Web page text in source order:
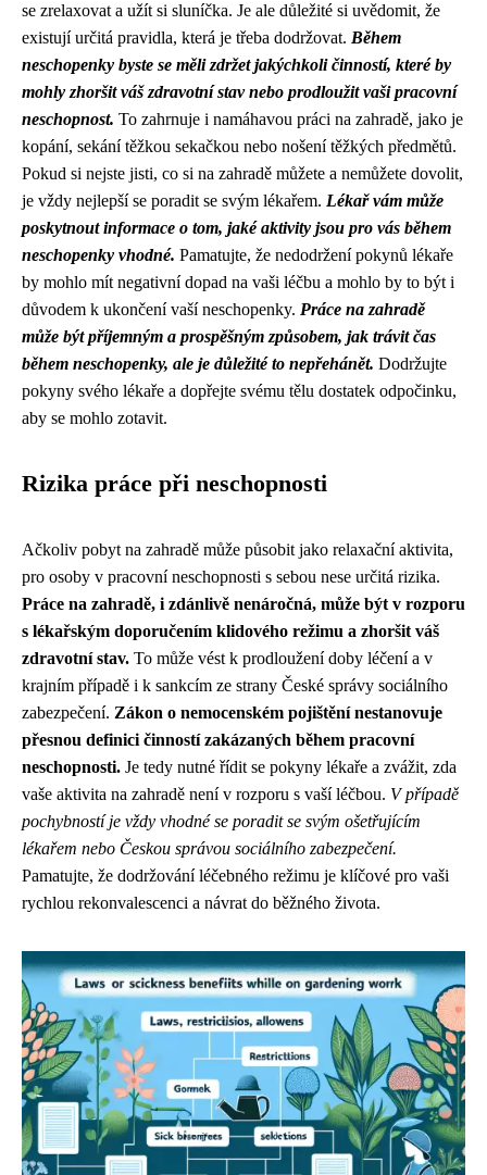
se zrelaxovat a užít si sluníčka. Je ale důležité si uvědomit, že
existují určitá pravidla, která je třeba dodržovat. Během
neschopenky byste se měli zdržet jakýchkoli činností, které by
mohly zhoršit váš zdravotní stav nebo prodloužit vaši pracovní
neschopnost. To zahrnuje i namáhavou práci na zahradě, jako je
kopání, sekání těžkou sekačkou nebo nošení těžkých předmětů.
Pokud si nejste jisti, co si na zahradě můžete a nemůžete dovolit,
je vždy nejlepší se poradit se svým lékařem. Lékař vám může
poskytnout informace o tom, jaké aktivity jsou pro vás během
neschopenky vhodné. Pamatujte, že nedodržení pokynů lékaře
by mohlo mít negativní dopad na vaši léčbu a mohlo by to být i
důvodem k ukončení vaší neschopenky. Práce na zahradě
může být příjemným a prospěšným způsobem, jak trávit čas
během neschopenky, ale je důležité to nepřehánět. Dodržujte
pokyny svého lékaře a dopřejte svému tělu dostatek odpočinku,
aby se mohlo zotavit.
Rizika práce při neschopnosti
Ačkoliv pobyt na zahradě může působit jako relaxační aktivita,
pro osoby v pracovní neschopnosti s sebou nese určitá rizika.
Práce na zahradě, i zdánlivě nenáročná, může být v rozporu
s lékařským doporučením klidového režimu a zhoršit váš
zdravotní stav. To může vést k prodloužení doby léčení a v
krajním případě i k sankcím ze strany České správy sociálního
zabezpečení. Zákon o nemocenském pojištění nestanovuje
přesnou definici činností zakázaných během pracovní
neschopnosti. Je tedy nutné řídit se pokyny lékaře a zvážit, zda
vaše aktivita na zahradě není v rozporu s vaší léčbou. V případě
pochybností je vždy vhodné se poradit se svým ošetřujícím
lékařem nebo Českou správou sociálního zabezpečení.
Pamatujte, že dodržování léčebného režimu je klíčové pro vaši
rychlou rekonvalescenci a návrat do běžného života.